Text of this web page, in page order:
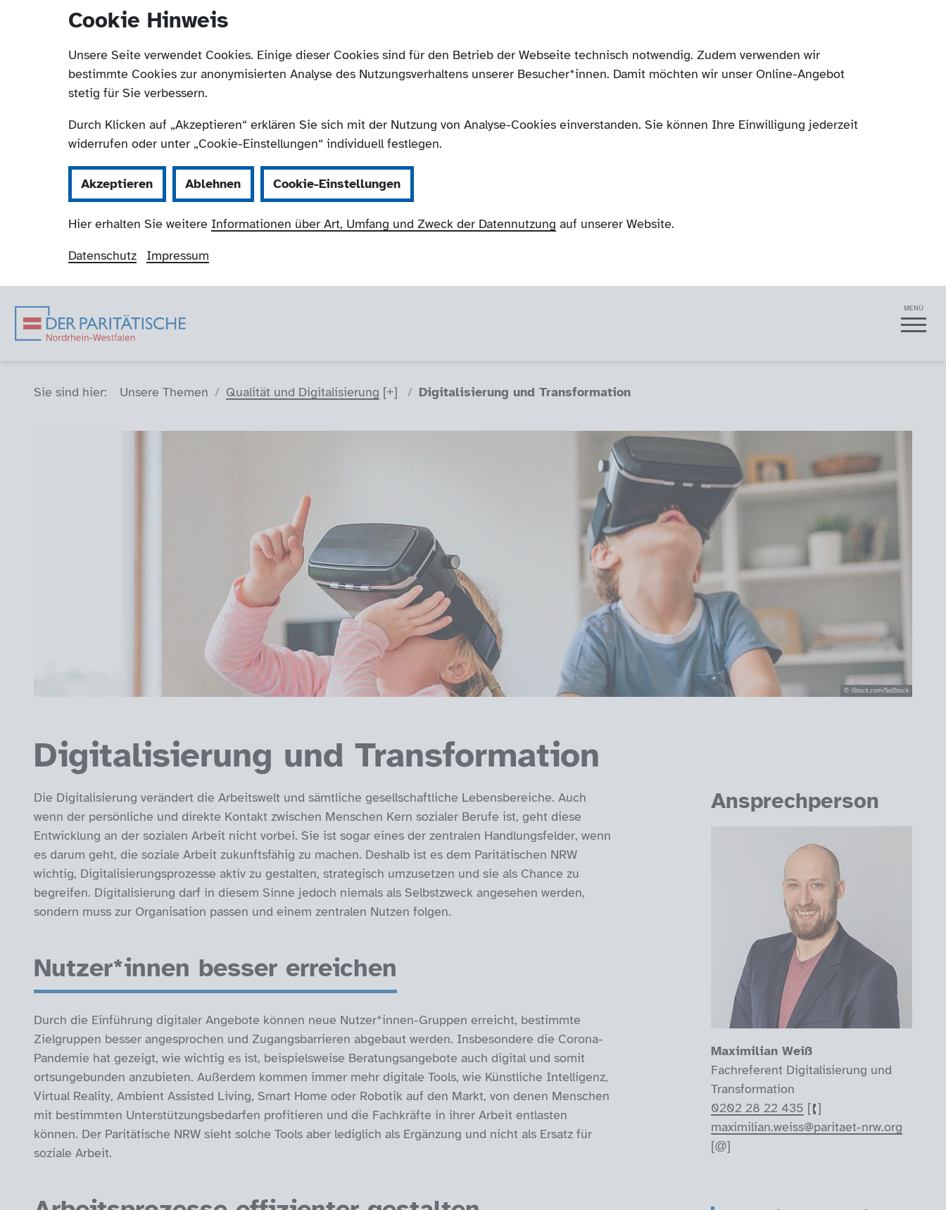
Cookie Hinweis
Unsere Seite verwendet Cookies. Einige dieser Cookies sind für den Betrieb der Webseite technisch notwendig. Zudem verwenden wir
bestimmte Cookies zur anonymisierten Analyse des Nutzungsverhaltens unserer Besucher*innen. Damit möchten wir unser Online-Angebot
stetig für Sie verbessern.
Durch Klicken auf „Akzeptieren“ erklären Sie sich mit der Nutzung von Analyse-Cookies einverstanden. Sie können Ihre Einwilligung jederzeit
widerrufen oder unter „Cookie-Einstellungen“ individuell festlegen.
Akzeptieren Ablehnen Cookie-Einstellungen
Hier erhalten Sie weitere Informationen über Art, Umfang und Zweck der Datennutzung auf unserer Website.
Datenschutz Impressum
Der Paritätische NRW
Navigation MENÜ
Sie sind hier: Unsere Themen Qualität und Digitalisierung Digitalisierung und Transformation
© iStock.com/SolStock
Digitalisierung und Transformation
Die Digitalisierung verändert die Arbeitswelt und sämtliche gesellschaftliche Lebensbereiche. Auch
wenn der persönliche und direkte Kontakt zwischen Menschen Kern sozialer Berufe ist, geht diese
Entwicklung an der sozialen Arbeit nicht vorbei. Sie ist sogar eines der zentralen Handlungsfelder, wenn
es darum geht, die soziale Arbeit zukunftsfähig zu machen. Deshalb ist es dem Paritätischen NRW
wichtig, Digitalisierungsprozesse aktiv zu gestalten, strategisch umzusetzen und sie als Chance zu
begreifen. Digitalisierung darf in diesem Sinne jedoch niemals als Selbstzweck angesehen werden,
sondern muss zur Organisation passen und einem zentralen Nutzen folgen.
Nutzer*innen besser erreichen
Durch die Einführung digitaler Angebote können neue Nutzer*innen-Gruppen erreicht, bestimmte
Zielgruppen besser angesprochen und Zugangsbarrieren abgebaut werden. Insbesondere die Corona-
Pandemie hat gezeigt, wie wichtig es ist, beispielsweise Beratungsangebote auch digital und somit
ortsungebunden anzubieten. Außerdem kommen immer mehr digitale Tools, wie Künstliche Intelligenz,
Virtual Reality, Ambient Assisted Living, Smart Home oder Robotik auf den Markt, von denen Menschen
mit bestimmten Unterstützungsbedarfen profitieren und die Fachkräfte in ihrer Arbeit entlasten
können. Der Paritätische NRW sieht solche Tools aber lediglich als Ergänzung und nicht als Ersatz für
soziale Arbeit.
Ansprechperson
Maximilian Weiß
Fachreferent Digitalisierung und
Transformation
0202 28 22 435
maximilian.weiss@paritaet-nrw.org